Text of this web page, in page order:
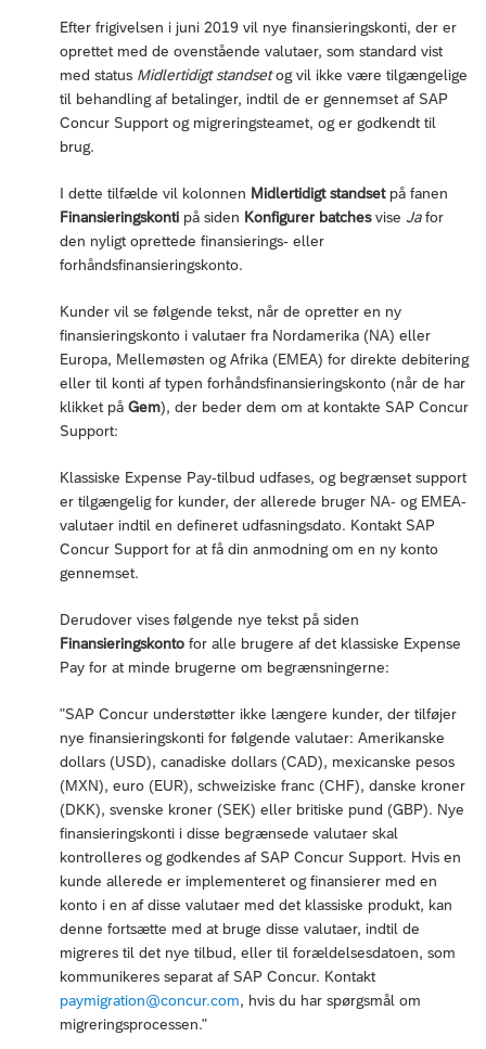
Efter frigivelsen i juni 2019 vil nye finansieringskonti, der er
oprettet med de ovenstående valutaer, som standard vist
med status Midlertidigt standsetog vil ikke være tilgængelige
til behandling af betalinger, indtil de er gennemset af SAP
Concur Support og migreringsteamet, og er godkendt til
brug.
I dette tilfælde vil kolonnen Midlertidigt standsetpå fanen
Finansieringskonti på siden Konfigurer batchesvise Jafor
den nyligt oprettede finansierings- eller
forhåndsfinansieringskonto.
Kunder vil se følgende tekst, når de opretter en ny
finansieringskonto i valutaer fra Nordamerika (NA) eller
Europa, Mellemøsten og Afrika (EMEA) for direkte debitering
eller til konti af typen forhåndsfinansieringskonto (når de har
klikket på Gem), der beder dem om at kontakte SAP Concur
Support:
Klassiske Expense Pay-tilbud udfases, og begrænset support
er tilgængelig for kunder, der allerede bruger NA- og EMEA-
valutaer indtil en defineret udfasningsdato. Kontakt SAP
Concur Support for at få din anmodning om en ny konto
gennemset.
Derudover vises følgende nye tekst på siden
Finansieringskonto for alle brugere af det klassiske Expense
Pay for at minde brugerne om begrænsningerne:
"SAP Concur understøtter ikke længere kunder, der tilføjer
nye finansieringskonti for følgende valutaer: Amerikanske
dollars (USD), canadiske dollars (CAD), mexicanske pesos
(MXN), euro (EUR), schweiziske franc (CHF), danske kroner
(DKK), svenske kroner (SEK) eller britiske pund (GBP). Nye
finansieringskonti i disse begrænsede valutaer skal
kontrolleres og godkendes af SAP Concur Support. Hvis en
kunde allerede er implementeret og finansierer med en
konto i en af disse valutaer med det klassiske produkt, kan
denne fortsætte med at bruge disse valutaer, indtil de
migreres til det nye tilbud, eller til forældelsesdatoen, som
kommunikeres separat af SAP Concur. Kontakt
paymigration@concur.com, hvis du har spørgsmål om
migreringsprocessen."